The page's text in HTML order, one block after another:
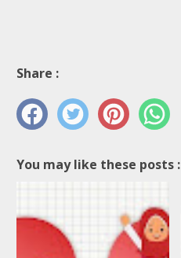
Share :
You may like these posts :